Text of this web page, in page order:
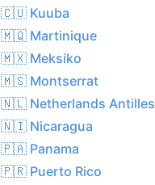
🇨🇺 Kuuba
🇲🇶 Martinique
🇲🇽 Meksiko
🇲🇸 Montserrat
🇳🇱 Netherlands Antilles
🇳🇮 Nicaragua
🇵🇦 Panama
🇵🇷 Puerto Rico